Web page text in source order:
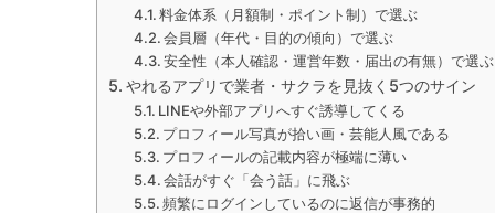
料金体系（月額制・ポイント制）で選ぶ
会員層（年代・目的の傾向）で選ぶ
安全性（本人確認・運営年数・届出の有無）で選ぶ
やれるアプリで業者・サクラを見抜く5つのサイン
LINEや外部アプリへすぐ誘導してくる
プロフィール写真が拾い画・芸能人風である
プロフィールの記載内容が極端に薄い
会話がすぐ「会う話」に飛ぶ
頻繁にログインしているのに返信が事務的